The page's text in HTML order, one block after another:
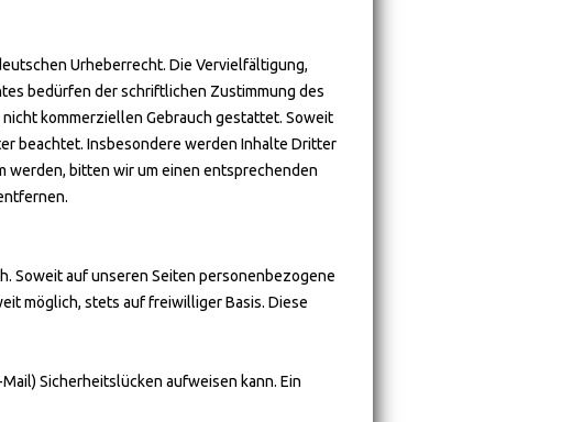
Urheberrecht. Die Vervielfältigung,
bedürfen der schriftlichen Zustimmung des
kommerziellen Gebrauch gestattet. Soweit
beachtet. Insbesondere werden Inhalte Dritter
bitten wir um einen entsprechenden
Soweit auf unseren Seiten personenbezogene
möglich, stets auf freiwilliger Basis. Diese
Sicherheitslücken aufweisen kann. Ein